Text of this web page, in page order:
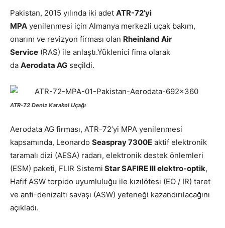
Pakistan, 2015 yılında iki adet ATR-72’yi
MPA yenilenmesi için Almanya merkezli uçak bakım,
onarım ve revizyon firması olan Rheinland Air
Service (RAS) ile anlaştı.Yüklenici fima olarak
da Aerodata AG seçildi.
ATR-72 Deniz Karakol Uçağı
Aerodata AG firması, ATR-72’yi MPA yenilenmesi
kapsamında, Leonardo Seaspray 7300E aktif elektronik
taramalı dizi (AESA) radarı, elektronik destek önlemleri
(ESM) paketi, FLIR Sistemi Star SAFIRE III elektro-optik,
Hafif ASW torpido uyumluluğu ile kızılötesi (EO / IR) taret
ve anti-denizaltı savaşı (ASW) yeteneği kazandırılacağını
açıkladı.